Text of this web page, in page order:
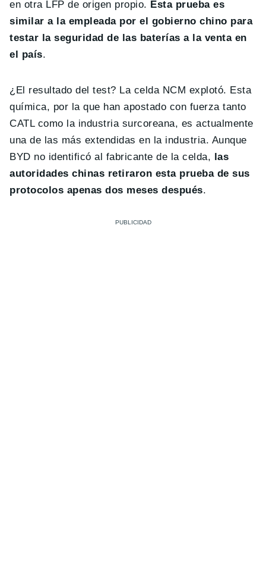
en otra LFP de origen propio. Esta prueba es
similar a la empleada por el gobierno chino para
testar la seguridad de las baterías a la venta en
el país.
¿El resultado del test? La celda NCM explotó. Esta
química, por la que han apostado con fuerza tanto
CATL como la industria surcoreana, es actualmente
una de las más extendidas en la industria. Aunque
BYD no identificó al fabricante de la celda, las
autoridades chinas retiraron esta prueba de sus
protocolos apenas dos meses después.